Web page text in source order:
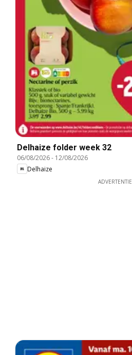
Delhaize folder week 32
06/08/2026- 12/08/2026
Delhaize
ADVERTENTIE